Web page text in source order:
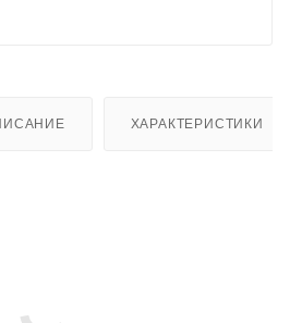
ХАРАКТЕРИСТИКИ